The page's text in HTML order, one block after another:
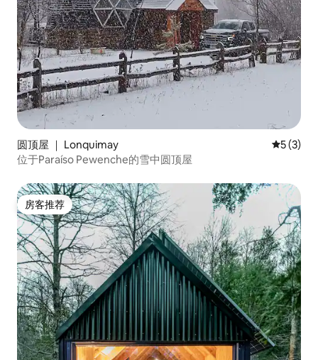
圆顶屋 ｜ Lonquimay 平均评分
5 (3)
位于Paraíso Pewenche的雪中圆顶屋
房客推荐
房客推荐